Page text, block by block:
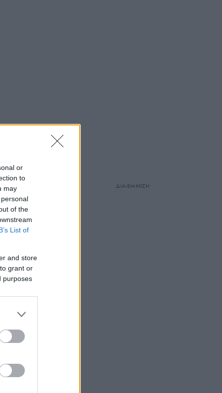
or
to
may
of the
List of
and store
grant or
purposes
ΔΙΑΦΗΜΙΣΗ